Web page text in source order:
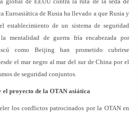
Euroasiática de Rusia ha llevado a que Rusia y
establecimiento de un sistema de seguridad
mentalidad de guerra fría encabezada por
como Beijing han prometido cubrirse
el mar negro al mar del sur de China por el
de seguridad conjuntos.
el proyecto de la OTAN asiática
los conflictos patrocinados por la OTAN en